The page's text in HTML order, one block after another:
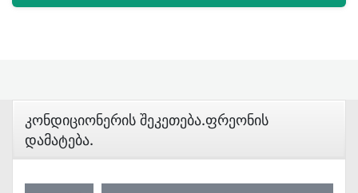
Კონდიციონერის Შეკეთება.ფრეონის
Დამატება.